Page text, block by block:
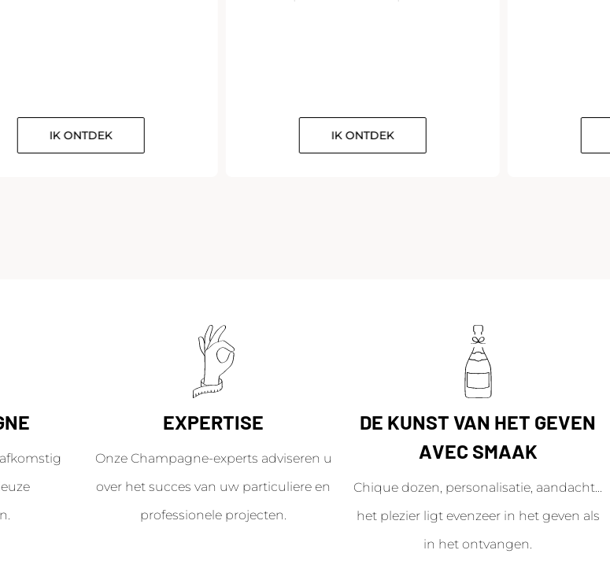
IK ONTDEK IK ONTDEK
EXPERTISE
Onze Champagne-experts adviseren u
over het succes van uw particuliere en
professionele projecten.
DE KUNST VAN HET GEVEN
AVEC SMAAK
Chique dozen, personalisatie, aandacht...
het plezier ligt evenzeer in het geven als
in het ontvangen.